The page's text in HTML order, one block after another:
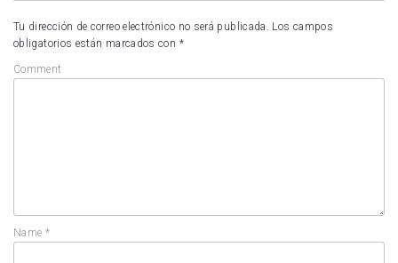
Tu dirección de correo electrónico no será publicada. Los campos
obligatorios están marcados con *
Comment
Name *